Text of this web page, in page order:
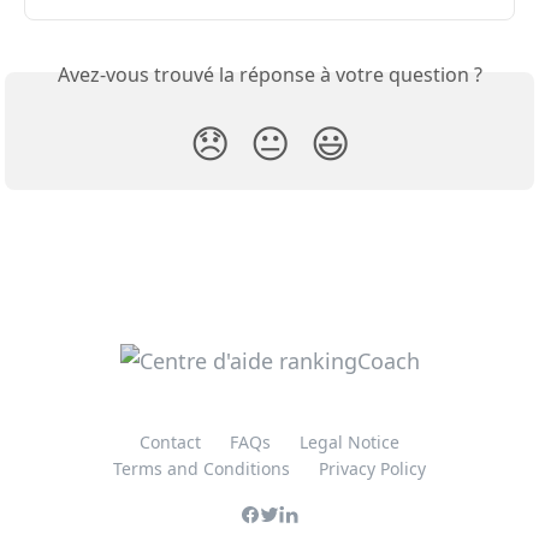
Avez-vous trouvé la réponse à votre question ?
😞 😐 😃
Contact FAQs
Legal Notice
Terms and Conditions
Privacy Policy